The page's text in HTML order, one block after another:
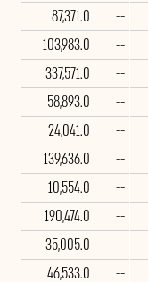
--
87,371.0
--
103,983.0
--
337,571.0
--
58,893.0
--
24,041.0
--
139,636.0
--
10,554.0
--
190,474.0
--
35,005.0
--
46,533.0